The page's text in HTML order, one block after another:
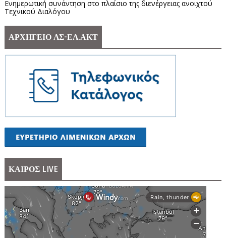
Ενημερωτική συνάντηση στο πλαίσιο της διενέργειας ανοιχτού
Τεχνικού Διαλόγου
ΑΡΧΗΓΕΙΟ ΛΣ-ΕΛ.ΑΚΤ
ΚΑΙΡΟΣ LIVE